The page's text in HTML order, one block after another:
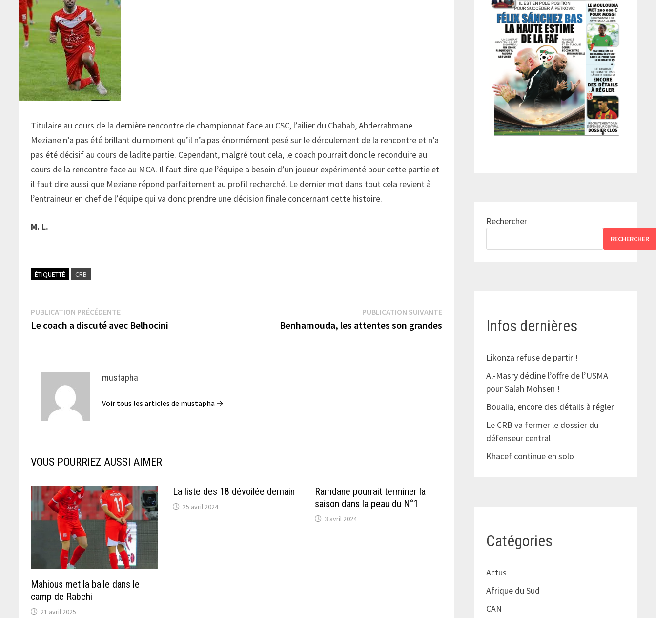
Titulaire au cours de la dernière rencontre de championnat face au CSC, l’ailier du Chabab, Abderrahmane
Meziane n’a pas été brillant du moment qu’il n’a pas énormément pesé sur le déroulement de la rencontre et n’a
pas été décisif au cours de ladite partie. Cependant, malgré tout cela, le coach pourrait donc le reconduire au
cours de la rencontre face au MCA. Il faut dire que l’équipe a besoin d’un joueur expérimenté pour cette partie et
il faut dire aussi que Meziane répond parfaitement au profil recherché. Le dernier mot dans tout cela revient à
l’entraineur en chef de l’équipe qui va donc prendre une décision finale concernant cette histoire.
M. L.
ÉTIQUETTÉ CRB
Navigation
de
PUBLICATION PRÉCÉDENTEPublication
précédente :
Le coach a discuté avec Belhocini
PUBLICATION SUIVANTEPublication
suivante :
Benhamouda, les attentes son grandes
mustapha
Voir tous les articles de mustapha →
VOUS POURRIEZ AUSSI AIMER
Mahious met la balle dans le
camp de Rabehi
21 avril 2025
La liste des 18 dévoilée demain
25 avril 2024
Ramdane pourrait terminer la
saison dans la peau du N°1
3 avril 2024
Rechercher
RECHERCHER
Infos dernières
Likonza refuse de partir !
Al-Masry décline l’offre de l’USMA
pour Salah Mohsen !
Boualia, encore des détails à régler
Le CRB va fermer le dossier du
défenseur central
Khacef continue en solo
Catégories
Actus
Afrique du Sud
CAN